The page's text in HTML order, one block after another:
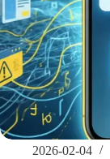
2026-02-04